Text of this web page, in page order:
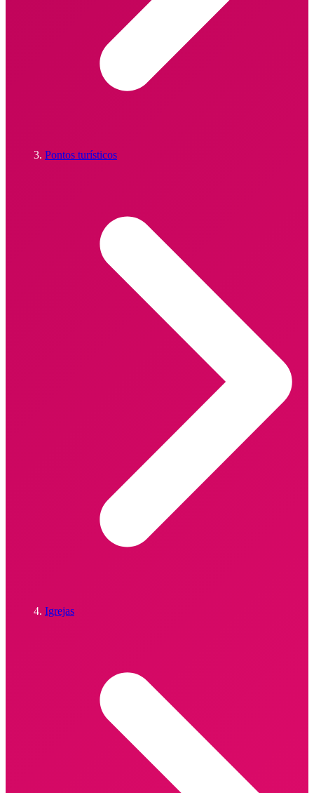
Pontos turísticos
Igrejas